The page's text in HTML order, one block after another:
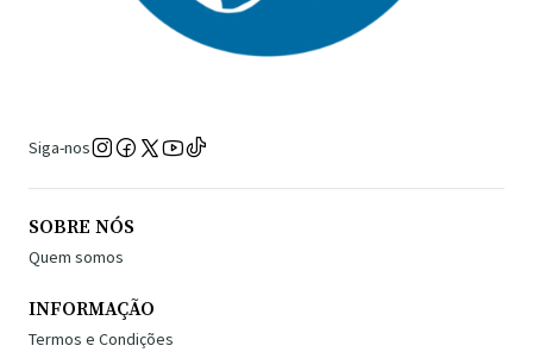
Siga-nos
SOBRE NÓS
Quem somos
INFORMAÇÃO
Termos e Condições